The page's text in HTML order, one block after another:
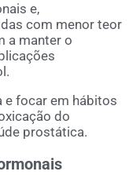
e,
com menor teor
a manter o
e focar em hábitos
do
prostática.